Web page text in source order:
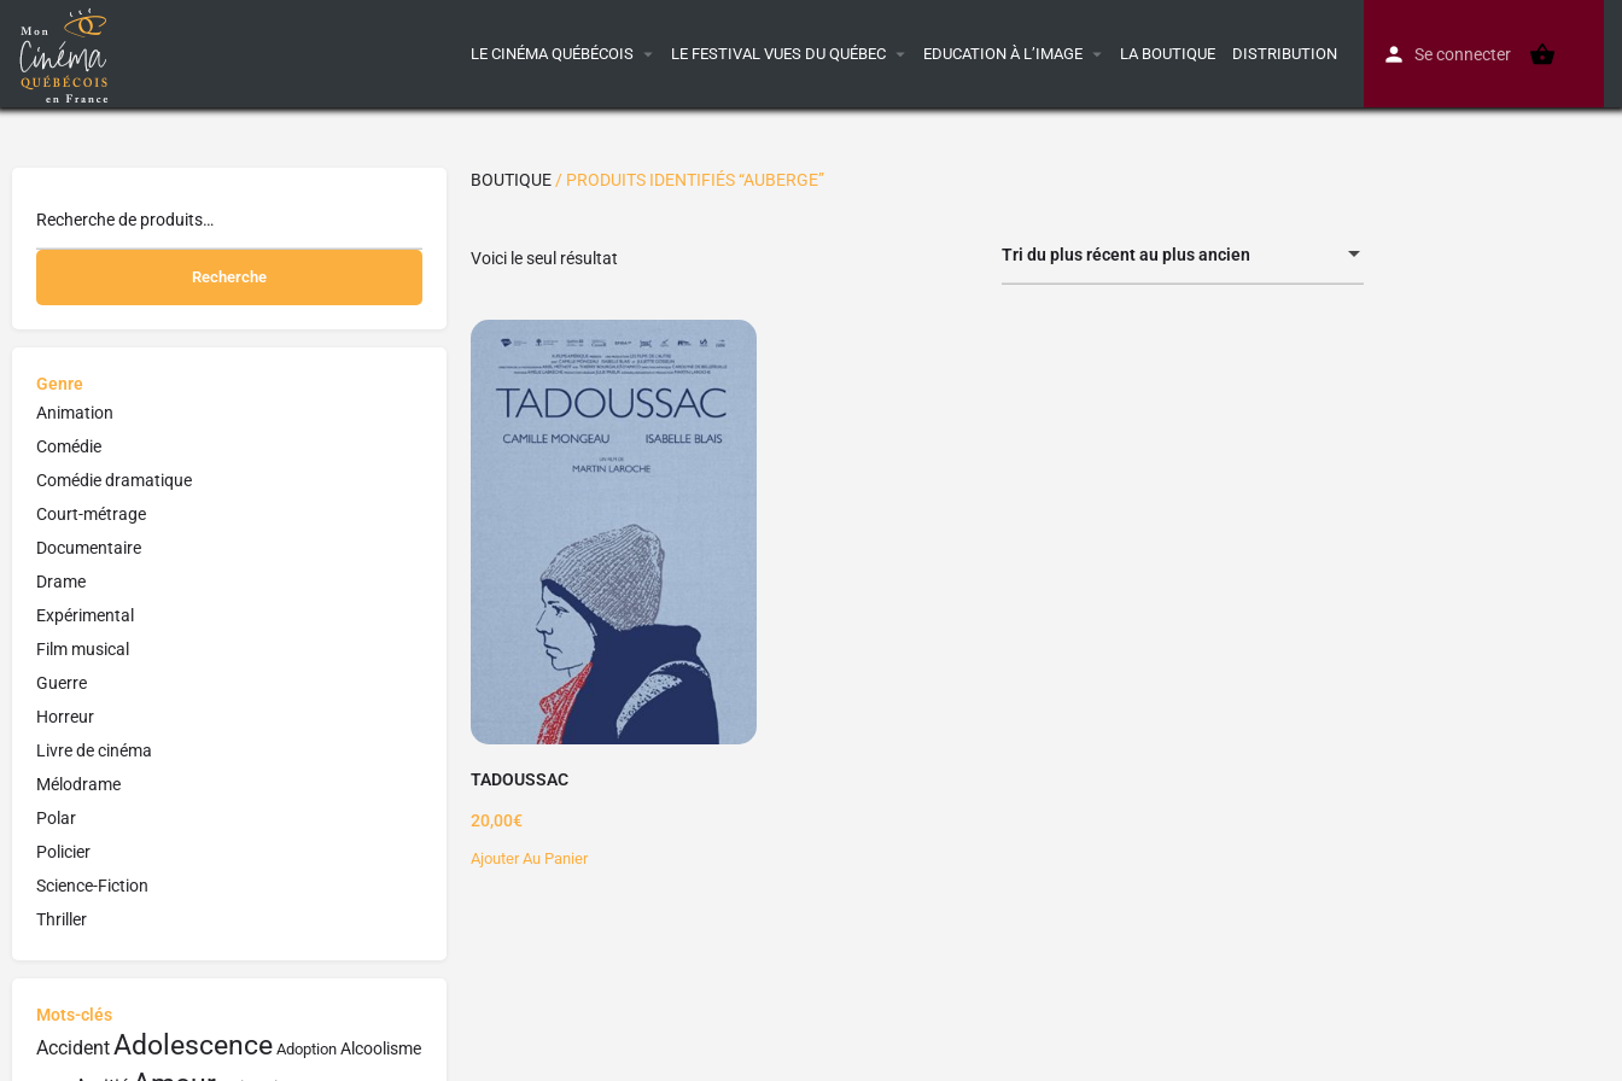
LE CINÉMA QUÉBÉCOIS LE FESTIVAL VUES DU QUÉBEC EDUCATION À L’IMAGE LA BOUTIQUE DISTRIBUTION Se connecter
Recherche
Genre
Animation
Comédie
Comédie dramatique
Court-métrage
Documentaire
Drame
Expérimental
Film musical
Guerre
Horreur
Livre de cinéma
Mélodrame
Polar
Policier
Science-Fiction
Thriller
Mots-clés
AccidentAdolescence Adoption Alcoolisme
BOUTIQUE/ PRODUITS IDENTIFIÉS “AUBERGE”
Voici le seul résultat Tri du plus récent au plus ancien
TADOUSSAC
20,00€
Ajouter Au Panier